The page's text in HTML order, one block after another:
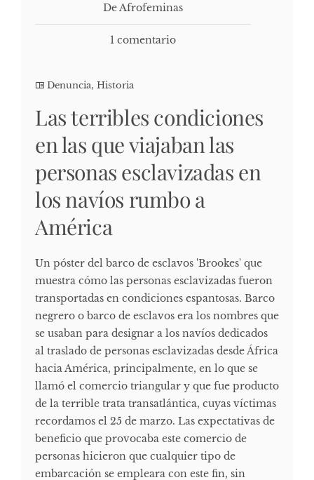
De Afrofeminas
1 comentario
Denuncia, Historia
Las terribles condiciones
en las que viajaban las
personas esclavizadas en
los navíos rumbo a
América
Un póster del barco de esclavos 'Brookes' que
muestra cómo las personas esclavizadas fueron
transportadas en condiciones espantosas. Barco
negrero o barco de esclavos era los nombres que
se usaban para designar a los navíos dedicados
al traslado de personas esclavizadas desde África
hacia América, principalmente, en lo que se
llamó el comercio triangular y que fue producto
de la terrible trata transatlántica, cuyas víctimas
recordamos el 25 de marzo. Las expectativas de
beneficio que provocaba este comercio de
personas hicieron que cualquier tipo de
embarcación se empleara con este fin, sin